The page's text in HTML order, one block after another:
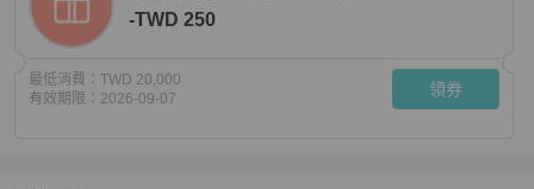
-TWD 250
最低消費： TWD 20,000
有效期限： 2026-09-07 領券